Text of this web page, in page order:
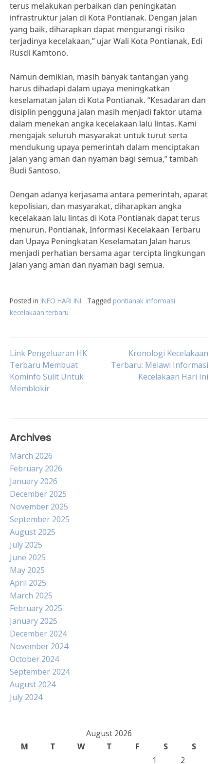
terus melakukan perbaikan dan peningkatan
infrastruktur jalan di Kota Pontianak. Dengan jalan
yang baik, diharapkan dapat mengurangi risiko
terjadinya kecelakaan,” ujar Wali Kota Pontianak, Edi
Rusdi Kamtono.
Namun demikian, masih banyak tantangan yang
harus dihadapi dalam upaya meningkatkan
keselamatan jalan di Kota Pontianak. “Kesadaran dan
disiplin pengguna jalan masih menjadi faktor utama
dalam menekan angka kecelakaan lalu lintas. Kami
mengajak seluruh masyarakat untuk turut serta
mendukung upaya pemerintah dalam menciptakan
jalan yang aman dan nyaman bagi semua,” tambah
Budi Santoso.
Dengan adanya kerjasama antara pemerintah, aparat
kepolisian, dan masyarakat, diharapkan angka
kecelakaan lalu lintas di Kota Pontianak dapat terus
menurun. Pontianak, Informasi Kecelakaan Terbaru
dan Upaya Peningkatan Keselamatan Jalan harus
menjadi perhatian bersama agar tercipta lingkungan
jalan yang aman dan nyaman bagi semua.
Posted in INFO HARI INI Tagged pontianak informasi
kecelakaan terbaru
Post
navigation
Link Pengeluaran HK
Terbaru Membuat
Kominfo Sulit Untuk
Memblokir
Kronologi Kecelakaan
Terbaru: Melawi Informasi
Kecelakaan Hari Ini
Archives
March 2026
February 2026
January 2026
December 2025
November 2025
September 2025
August 2025
July 2025
June 2025
May 2025
April 2025
March 2025
February 2025
January 2025
December 2024
November 2024
October 2024
September 2024
August 2024
July 2024
August 2026
M
T W T F S
S
1
2